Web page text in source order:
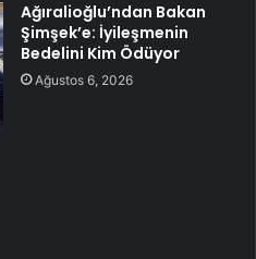
Ağıralioğlu’ndan Bakan
Şimşek’e: İyileşmenin
Bedelini Kim Ödüyor
Ağustos 6, 2026